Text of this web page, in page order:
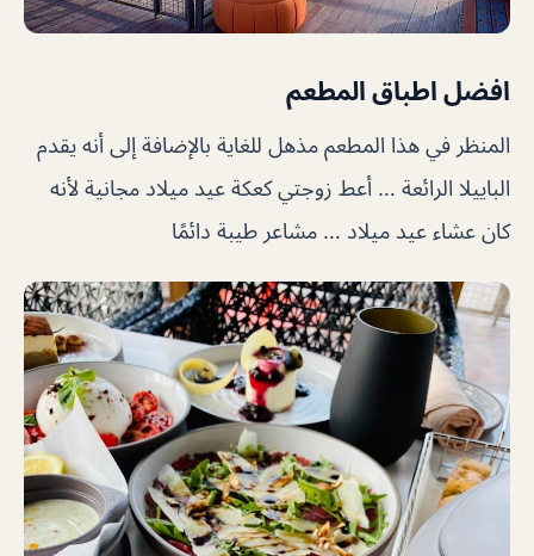
افضل اطباق المطعم
المنظر في هذا المطعم مذهل للغاية بالإضافة إلى أنه يقدم
الباييلا الرائعة … أعط زوجتي كعكة عيد ميلاد مجانية لأنه
كان عشاء عيد ميلاد … مشاعر طيبة دائمًا